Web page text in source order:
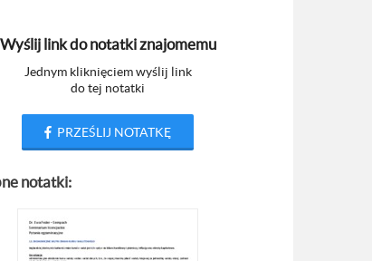
Wyślij link do notatki znajomemu
Jednym kliknięciem wyślij link
do tej notatki
PRZEŚLIJ NOTATKĘ
notatki: